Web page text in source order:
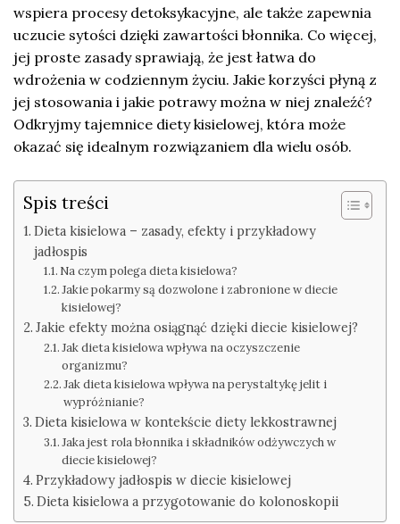
wspiera procesy detoksykacyjne, ale także zapewnia
uczucie sytości dzięki zawartości błonnika. Co więcej,
jej proste zasady sprawiają, że jest łatwa do
wdrożenia w codziennym życiu. Jakie korzyści płyną z
jej stosowania i jakie potrawy można w niej znaleźć?
Odkryjmy tajemnice diety kisielowej, która może
okazać się idealnym rozwiązaniem dla wielu osób.
Spis treści
Dieta kisielowa – zasady, efekty i przykładowy
jadłospis
Na czym polega dieta kisielowa?
Jakie pokarmy są dozwolone i zabronione w diecie
kisielowej?
Jakie efekty można osiągnąć dzięki diecie kisielowej?
Jak dieta kisielowa wpływa na oczyszczenie
organizmu?
Jak dieta kisielowa wpływa na perystaltykę jelit i
wypróżnianie?
Dieta kisielowa w kontekście diety lekkostrawnej
Jaka jest rola błonnika i składników odżywczych w
diecie kisielowej?
Przykładowy jadłospis w diecie kisielowej
Dieta kisielowa a przygotowanie do kolonoskopii